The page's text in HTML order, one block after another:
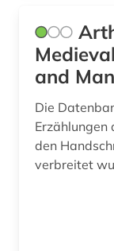
russisch
and
Die
den
verbreitet